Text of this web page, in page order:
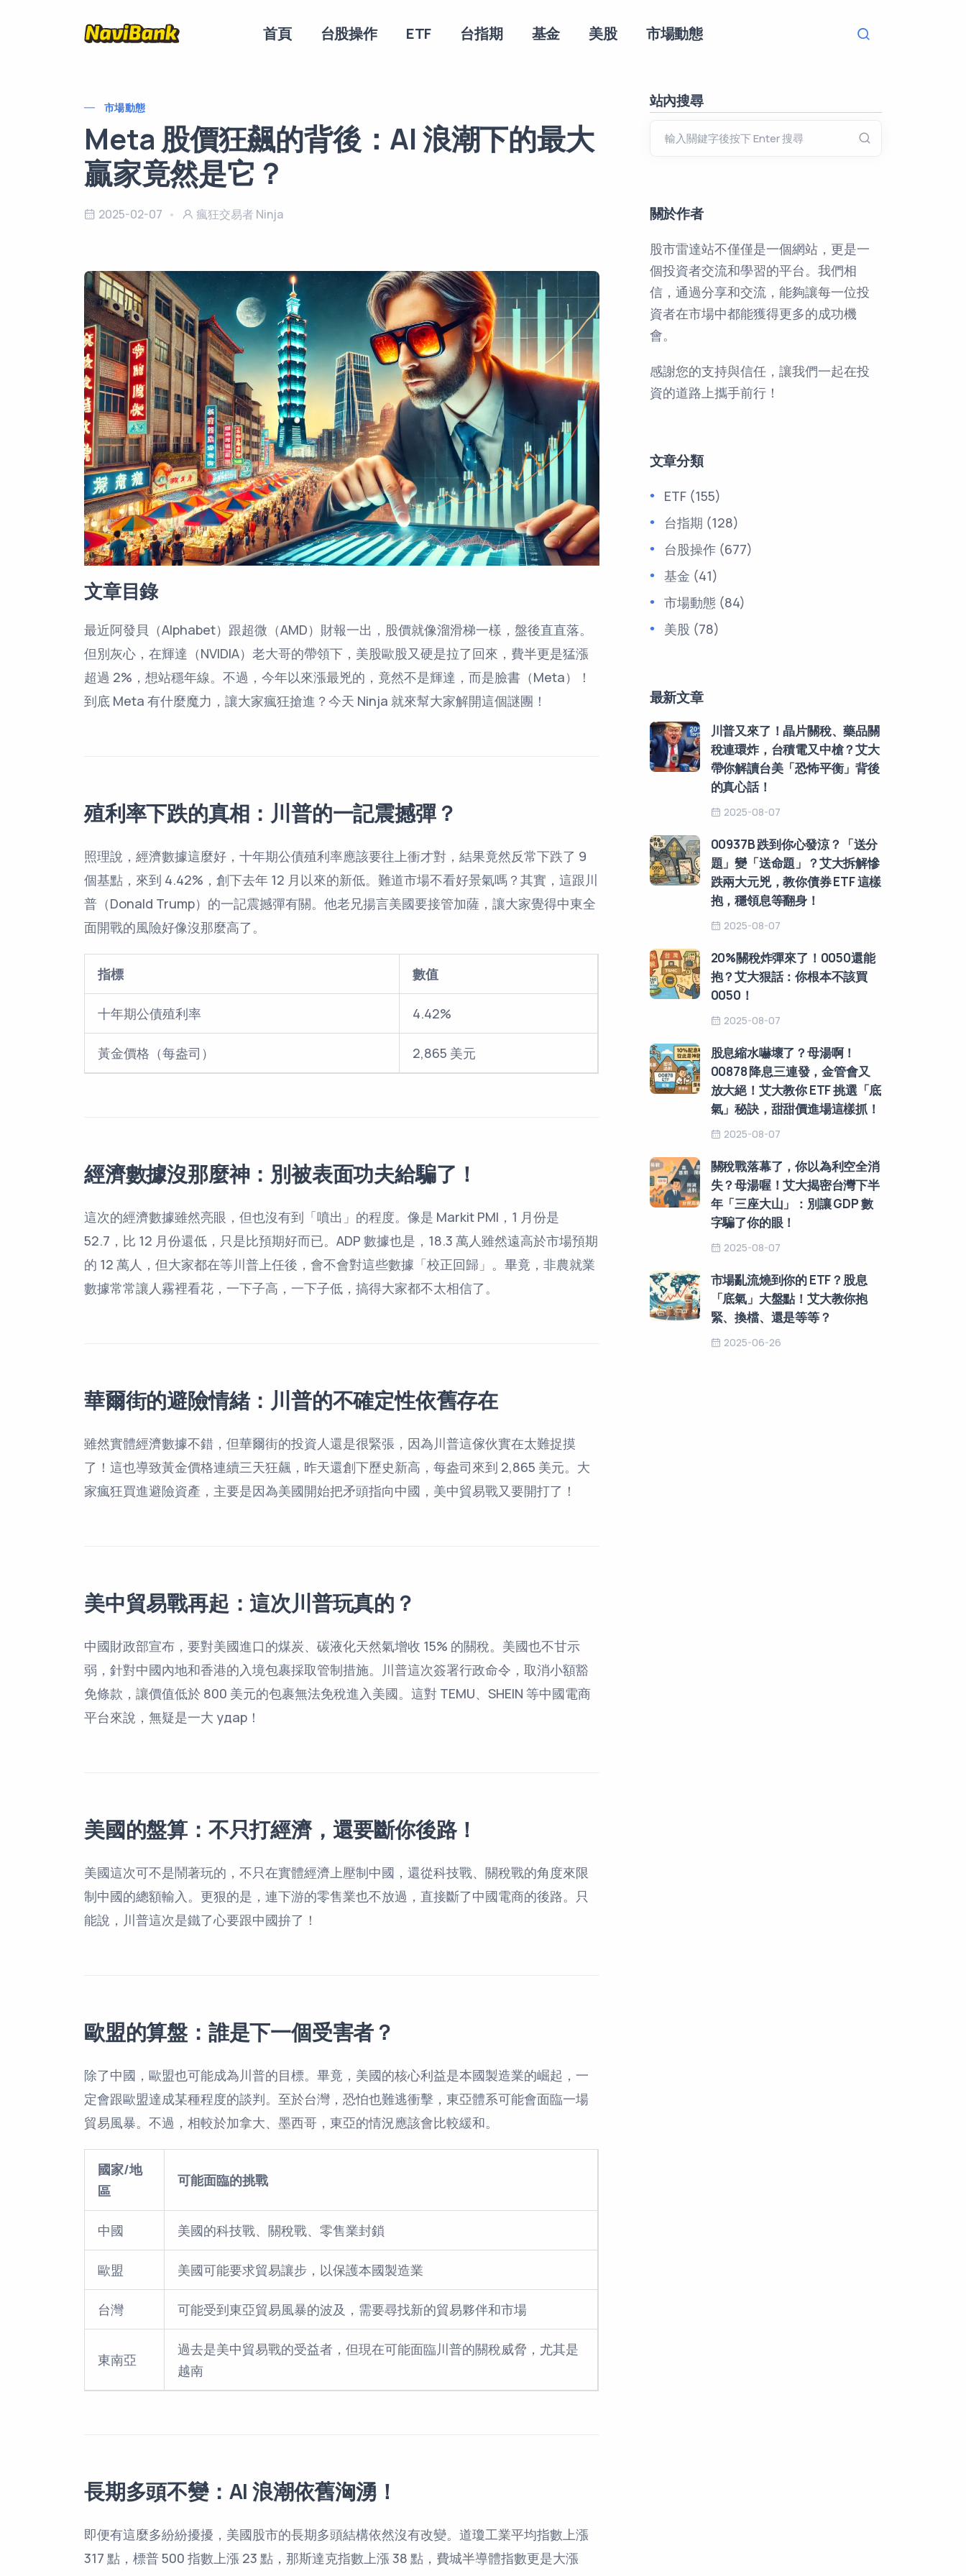
首頁 台股操作 ETF 台指期 基金 美股 市場動態 Navigation
市場動態
Meta 股價狂飆的背後：AI 浪潮下的最大
贏家竟然是它？
2025-02-07 瘋狂交易者 Ninja
文章目錄
最近阿發貝（Alphabet）跟超微（AMD）財報一出，股價就像溜滑梯一樣，盤後直直落。
但別灰心，在輝達（NVIDIA）老大哥的帶領下，美股歐股又硬是拉了回來，費半更是猛漲
超過 2%，想站穩年線。不過，今年以來漲最兇的，竟然不是輝達，而是臉書（Meta）！
到底 Meta 有什麼魔力，讓大家瘋狂搶進？今天 Ninja 就來幫大家解開這個謎團！
殖利率下跌的真相：川普的一記震撼彈？
照理說，經濟數據這麼好，十年期公債殖利率應該要往上衝才對，結果竟然反常下跌了 9
個基點，來到 4.42%，創下去年 12 月以來的新低。難道市場不看好景氣嗎？其實，這跟川
普（Donald Trump）的一記震撼彈有關。他老兄揚言美國要接管加薩，讓大家覺得中東全
面開戰的風險好像沒那麼高了。
指標 數值
十年期公債殖利率 4.42%
黃金價格（每盎司） 2,865 美元
經濟數據沒那麼神：別被表面功夫給騙了！
這次的經濟數據雖然亮眼，但也沒有到「噴出」的程度。像是 Markit PMI，1 月份是
52.7，比 12 月份還低，只是比預期好而已。ADP 數據也是，18.3 萬人雖然遠高於市場預期
的 12 萬人，但大家都在等川普上任後，會不會對這些數據「校正回歸」。畢竟，非農就業
數據常常讓人霧裡看花，一下子高，一下子低，搞得大家都不太相信了。
華爾街的避險情緒：川普的不確定性依舊存在
雖然實體經濟數據不錯，但華爾街的投資人還是很緊張，因為川普這傢伙實在太難捉摸
了！這也導致黃金價格連續三天狂飆，昨天還創下歷史新高，每盎司來到 2,865 美元。大
家瘋狂買進避險資產，主要是因為美國開始把矛頭指向中國，美中貿易戰又要開打了！
美中貿易戰再起：這次川普玩真的？
中國財政部宣布，要對美國進口的煤炭、碳液化天然氣增收 15% 的關稅。美國也不甘示
弱，針對中國內地和香港的入境包裹採取管制措施。川普這次簽署行政命令，取消小額豁
免條款，讓價值低於 800 美元的包裹無法免稅進入美國。這對 TEMU、SHEIN 等中國電商
平台來說，無疑是一大 удар！
美國的盤算：不只打經濟，還要斷你後路！
美國這次可不是鬧著玩的，不只在實體經濟上壓制中國，還從科技戰、關稅戰的角度來限
制中國的總額輸入。更狠的是，連下游的零售業也不放過，直接斷了中國電商的後路。只
能說，川普這次是鐵了心要跟中國拚了！
歐盟的算盤：誰是下一個受害者？
除了中國，歐盟也可能成為川普的目標。畢竟，美國的核心利益是本國製造業的崛起，一
定會跟歐盟達成某種程度的談判。至於台灣，恐怕也難逃衝擊，東亞體系可能會面臨一場
貿易風暴。不過，相較於加拿大、墨西哥，東亞的情況應該會比較緩和。
國家/地
區
可能面臨的挑戰
中國 美國的科技戰、關稅戰、零售業封鎖
歐盟 美國可能要求貿易讓步，以保護本國製造業
台灣 可能受到東亞貿易風暴的波及，需要尋找新的貿易夥伴和市場
東南亞
過去是美中貿易戰的受益者，但現在可能面臨川普的關稅威脅，尤其是
越南
長期多頭不變：AI 浪潮依舊洶湧！
即便有這麼多紛紛擾擾，美國股市的長期多頭結構依然沒有改變。道瓊工業平均指數上漲
317 點，標普 500 指數上漲 23 點，那斯達克指數上漲 38 點，費城半導體指數更是大漲
站內搜尋
關於作者
股市雷達站不僅僅是一個網站，更是一
個投資者交流和學習的平台。我們相
信，通過分享和交流，能夠讓每一位投
資者在市場中都能獲得更多的成功機
會。
感謝您的支持與信任，讓我們一起在投
資的道路上攜手前行！
文章分類
ETF(155)
台指期 (128)
台股操作(677)
基金 (41)
市場動態 (84)
美股 (78)
最新文章
川普又來了！晶片關稅、藥品關
稅連環炸，台積電又中槍？艾大
帶你解讀台美「恐怖平衡」背後
的真心話！
2025-08-07
00937B 跌到你心發涼？「送分
題」變「送命題」？艾大拆解慘
跌兩大元兇，教你債券 ETF 這樣
抱，穩領息等翻身！
2025-08-07
20%關稅炸彈來了！0050還能
抱？艾大狠話：你根本不該買
0050！
2025-08-07
股息縮水嚇壞了？母湯啊！
00878 降息三連發，金管會又
放大絕！艾大教你 ETF 挑選「底
氣」秘訣，甜甜價進場這樣抓！
2025-08-07
關稅戰落幕了，你以為利空全消
失？母湯喔！艾大揭密台灣下半
年「三座大山」：別讓 GDP 數
字騙了你的眼！
2025-08-07
市場亂流燒到你的 ETF？股息
「底氣」大盤點！艾大教你抱
緊、換檔、還是等等？
2025-06-26